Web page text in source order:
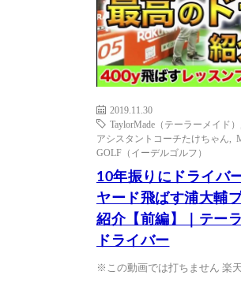
2019.11.30
TaylorMade（テーラーメイド）
アシスタントコーチたけちゃん
GOLF（イーデルゴルフ）
10年振りにドライバ
ヤード飛ばす浦大輔
紹介【前編】｜テー
ドライバー
※この動画では打ちません 楽